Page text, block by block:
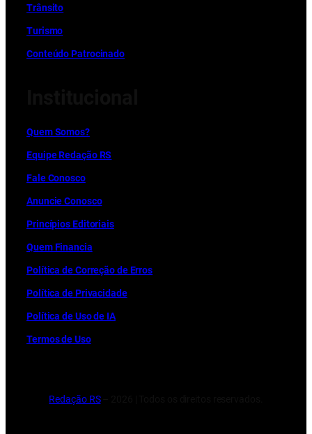
Trânsito
Turismo
Conteúdo Patrocinado
Quem Somos?
Equipe Redação RS
Fale Conosco
Anuncie Conosco
Princípios Editoriais
Quem Financia
Política de Correção de Erros
Política de Privacidade
Política de Uso de IA
Termos de Uso
Redação RS– 2026 | Todos os direitos reservados.